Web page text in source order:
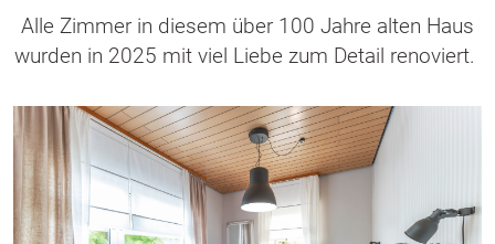
Alle Zimmer in diesem über 100 Jahre alten Haus
wurden in 2025 mit viel Liebe zum Detail renoviert.